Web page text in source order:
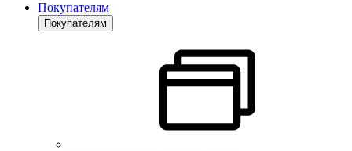
Покупателям
Покупателям